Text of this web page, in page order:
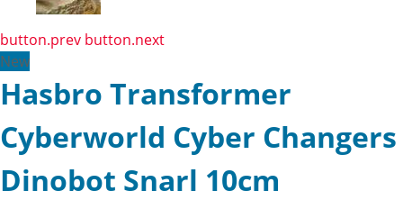
button.prev button.next
New
Hasbro Transformer
Cyberworld Cyber Changers
Dinobot Snarl 10cm